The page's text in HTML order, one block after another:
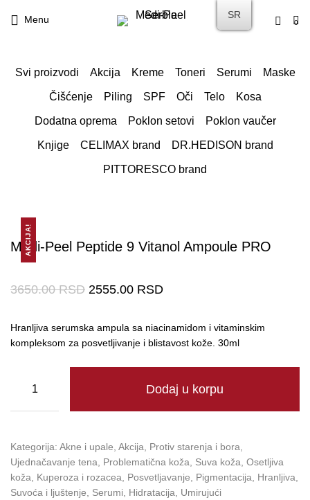
Menu 0
Svi proizvodi Akcija Kreme Toneri Serumi Maske
Čišćenje Piling SPF Oči Telo Kosa
Dodatna oprema Poklon setovi Poklon vaučer
Knjige CELIMAX brand DR.HEDISON brand
PITTORESCO brand
AKCIJA!
Medi-Peel Peptide 9 Vitanol Ampoule PRO
3650.00RSD 2555.00 RSD
Hranljiva serumska ampula sa niacinamidom i vitaminskim
kompleksom za posvetljivanje i blistavost kože. 30ml
Dodaj u korpu
Kategorija: Akne i upale Akcija Protiv starenja i bora
Ujednačavanje tena
Problematična koža Suva koža Osetljiva
koža
Kuperoza i rozacea Posvetljavanje Pigmentacija Hranljiva
Suvoća i ljuštenje
Serumi Hidratacija
Umirujući
SR